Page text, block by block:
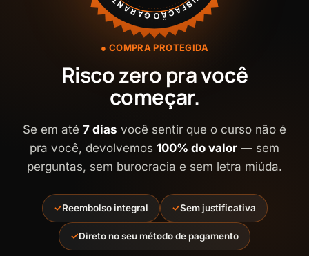
COMPRA PROTEGIDA
Risco zero pra você
começar.
Se em até 7 dias você sentir que o curso não é
pra você, devolvemos 100% do valor — sem
perguntas, sem burocracia e sem letra miúda.
Reembolso integral Sem justificativa
Direto no seu método de pagamento